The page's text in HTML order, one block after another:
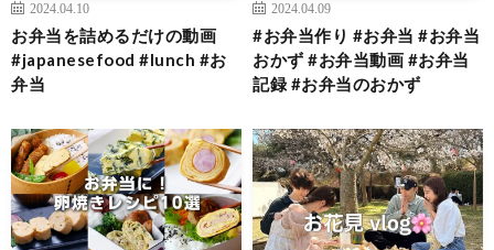
2024.04.10
お弁当を詰めるだけの動画
#japanesefood #lunch #お
弁当
2024.04.09
#お弁当作り #お弁当 #お弁当
おかず #お弁当動画 #お弁当
記録 #お弁当のおかず